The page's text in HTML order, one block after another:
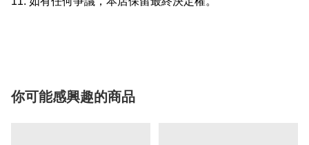
你可能感興趣的商品